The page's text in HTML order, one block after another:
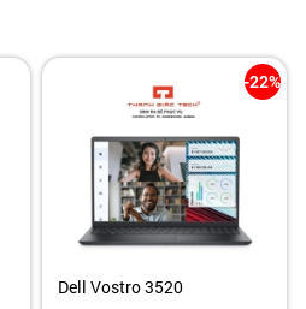
-22%
Dell Vostro 3520